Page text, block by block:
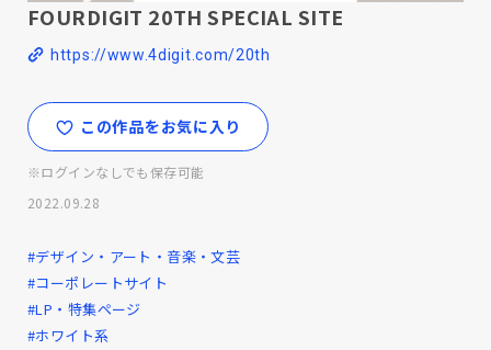
FOURDIGIT 20TH SPECIAL SITE
https://www.4digit.com/20th
この作品をお気に入り
※ログインなしでも保存可能
2022.09.28
#デザイン・アート・音楽・文芸
#コーポレートサイト
#LP・特集ページ
#ホワイト系